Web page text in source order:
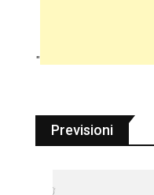
"
Previsioni